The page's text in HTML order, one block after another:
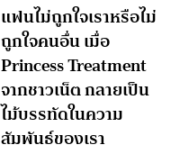
แฟนไม่ถูกใจเราหรือไม่
ถูกใจคนอื่น เมื่อ
Princess Treatment
จากชาวเน็ต กลายเป็น
ไม้บรรทัดในความ
สัมพันธ์ของเรา